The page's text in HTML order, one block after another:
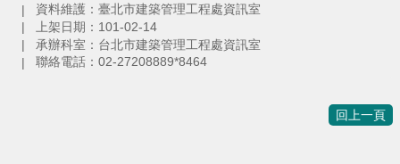
資料維護：臺北市建築管理工程處資訊室
上架日期：101-02-14
承辦科室：台北市建築管理工程處資訊室
聯絡電話：02-27208889*8464
回上一頁